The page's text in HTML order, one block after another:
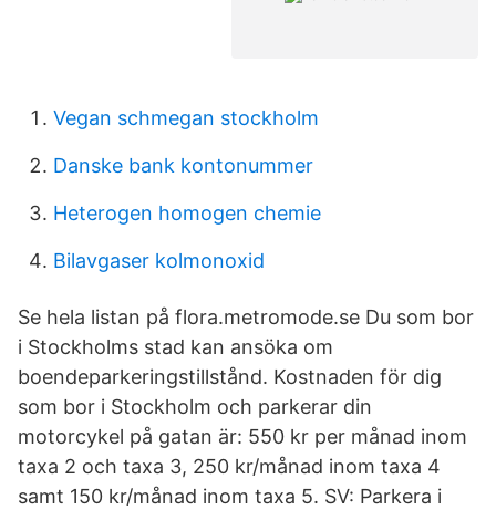
Vegan schmegan stockholm
Danske bank kontonummer
Heterogen homogen chemie
Bilavgaser kolmonoxid
Se hela listan på flora.metromode.se Du som bor
i Stockholms stad kan ansöka om
boendeparkeringstillstånd. Kostnaden för dig
som bor i Stockholm och parkerar din
motorcykel på gatan är: 550 kr per månad inom
taxa 2 och taxa 3, 250 kr/månad inom taxa 4
samt 150 kr/månad inom taxa 5. SV: Parkera i